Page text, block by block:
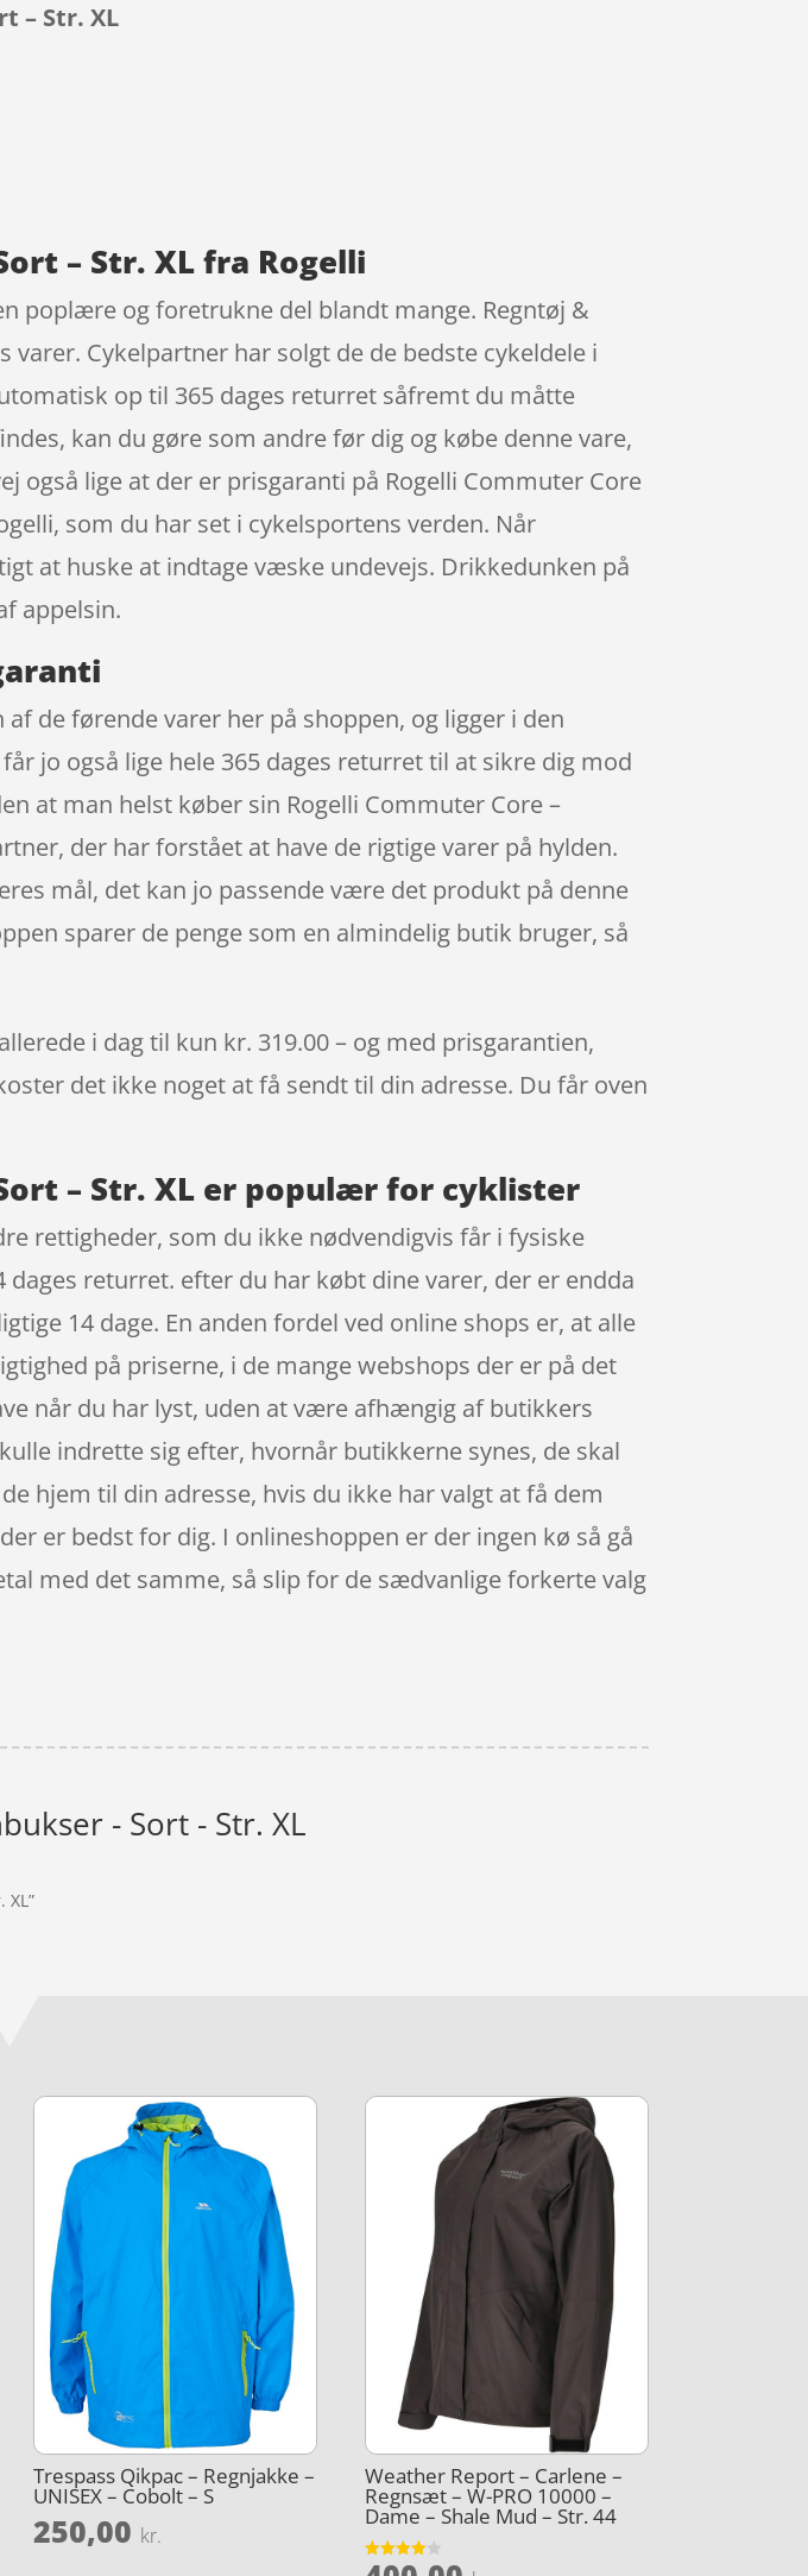
– Str. XL
– Str. XL fra Rogelli
poplære og foretrukne del blandt mange. Regntøj &
Cykelpartner har solgt de de bedste cykeldele i
op til 365 dages returret såfremt du måtte
kan du gøre som andre før dig og købe denne vare,
også lige at der er prisgaranti på Rogelli Commuter Core
som du har set i cykelsportens verden. Når
at huske at indtage væske undevejs. Drikkedunken på
appelsin.
af de førende varer her på shoppen, og ligger i den
jo også lige hele 365 dages returret til at sikre dig mod
at man helst køber sin Rogelli Commuter Core –
der har forstået at have de rigtige varer på hylden.
mål, det kan jo passende være det produkt på denne
sparer de penge som en almindelig butik bruger, så
i dag til kun kr. 319.00 – og med prisgarantien,
det ikke noget at få sendt til din adresse. Du får oven
– Str. XL er populær for cyklister
rettigheder, som du ikke nødvendigvis får i fysiske
returret. efter du har købt dine varer, der er endda
14 dage. En anden fordel ved online shops er, at alle
på priserne, i de mange webshops der er på det
når du har lyst, uden at være afhængig af butikkers
indrette sig efter, hvornår butikkerne synes, de skal
hjem til din adresse, hvis du ikke har valgt at få dem
er bedst for dig. I onlineshoppen er der ingen kø så gå
med det samme, så slip for de sædvanlige forkerte valg
- Sort - Str. XL
Trespass Qikpac – Regnjakke –
UNISEX – Cobolt – S
250,00 kr.
Weather Report – Carlene –
Regnsæt – W-PRO 10000 –
Dame – Shale Mud – Str. 44
Vurderet